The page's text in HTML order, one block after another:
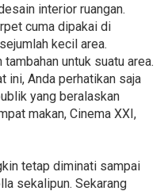
interior ruangan.
cuma dipakai di
kecil area.
untuk suatu area.
ini, Anda perhatikan saja
yang beralaskan
makan, Cinema XXI,
tetap diminati sampai
sekalipun. Sekarang